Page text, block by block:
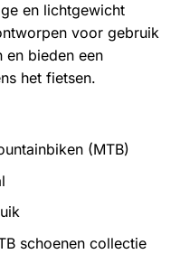
en lichtgewicht
voor gebruik
en bieden een
het fietsen.
(MTB)
schoenen collectie